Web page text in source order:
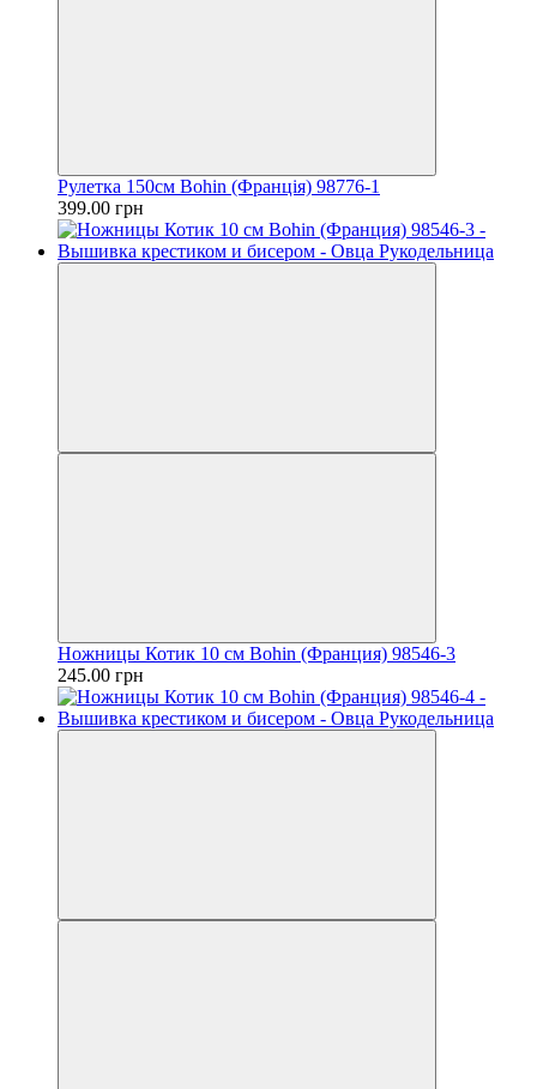
Рулетка 150см Bohin (Франція) 98776-1
399.00 грн
Ножницы Котик 10 см Bohin (Франция) 98546-3
245.00 грн